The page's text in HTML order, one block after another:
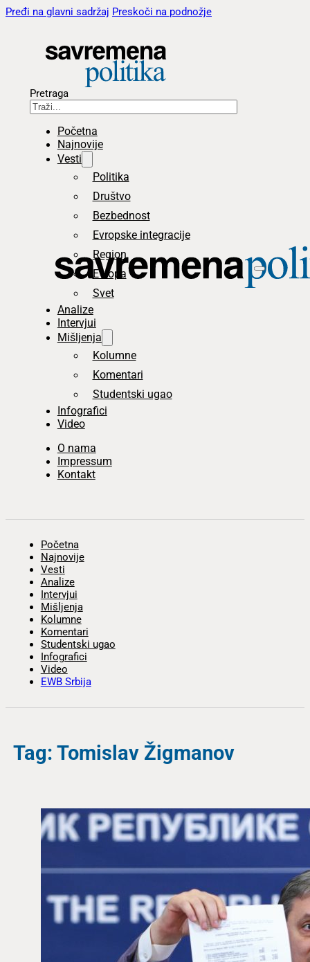
Pređi na glavni sadržaj Preskoči na podnožje
Pretraga
Početna
Najnovije
Vesti
Politika
Društvo
Bezbednost
Evropske integracije
Region
Evropa
Svet
Analize
Intervjui
Mišljenja
Kolumne
Komentari
Studentski ugao
Infografici
Video
O nama
Impressum
Kontakt
Početna
Najnovije
Vesti
Analize
Intervjui
Mišljenja
Kolumne
Komentari
Studentski ugao
Infografici
Video
EWB Srbija
Tag: Tomislav Žigmanov